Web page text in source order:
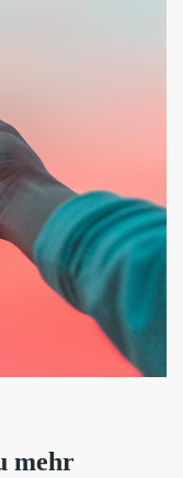
mehr